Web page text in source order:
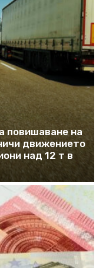
повишаване на
движението
над 12 т в